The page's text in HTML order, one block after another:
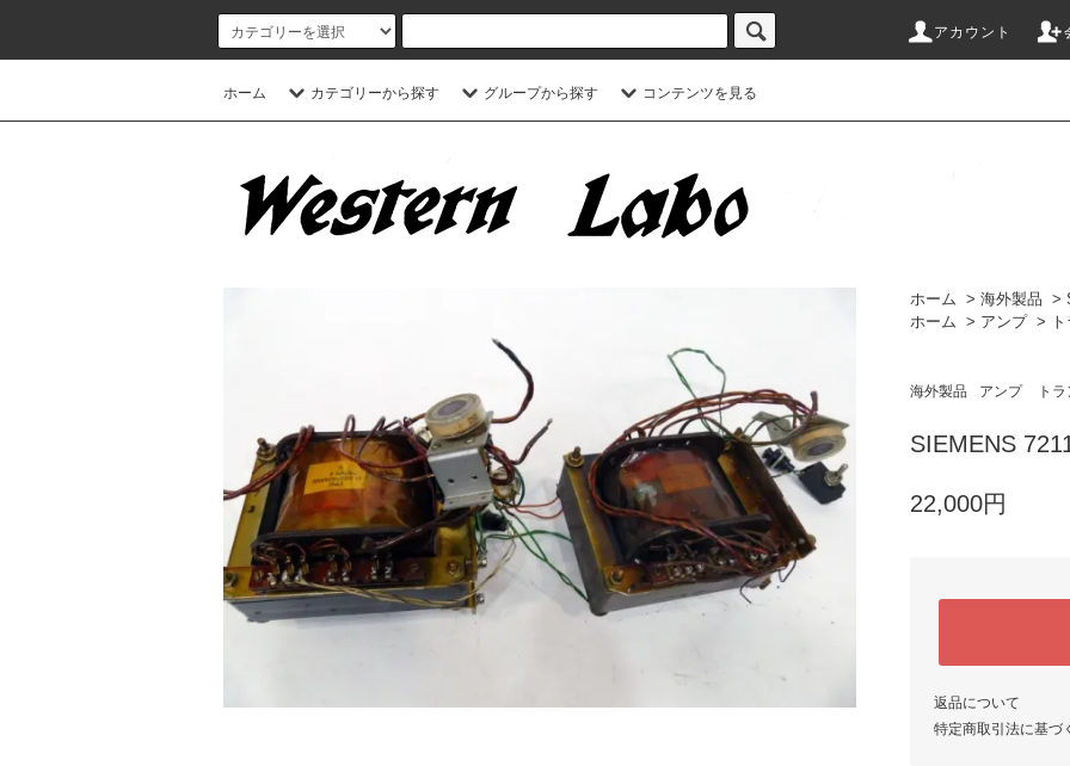
アカウント
ホーム カテゴリーから探す グループから探す コンテンツを見る
ホーム > 海外製品 >
ホーム > アンプ >
海外製品 アンプ ト
SIEMENS
22,000円
返品について
特定商取引法に基づ